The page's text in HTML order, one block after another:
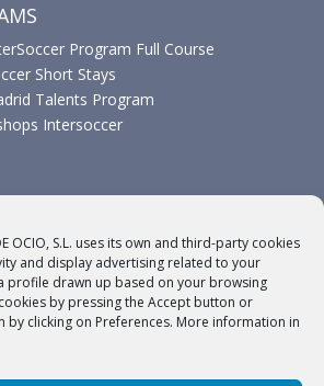
DE OCIO, S.L. uses its own and third-party cookies
and display advertising related to your
profile drawn up based on your browsing
by pressing the Accept button or
by clicking on Preferences. More information in
Program Full Course
Short Stays
Talents Program
Intersoccer